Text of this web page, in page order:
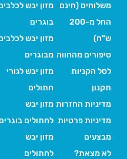
מזון יבש לכלבים
בוגרים
מזון יבש לכלבים
מבוגרים
מזון יבש לגורי
חתולים
מזון יבש
לחתולים בוגרים
מזון יבש
לחתולים
משלוחים (חינם
החל מ-200
ש"ח)
סיפורים מהחווה
לסל הקניות
תקנון
מדיניות החזרות
מדיניות פרטיות
מבצעים
לא מצאת?